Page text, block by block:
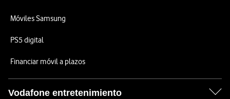
Móviles Samsung
PS5 digital
Financiar móvil a plazos
Vodafone entretenimiento